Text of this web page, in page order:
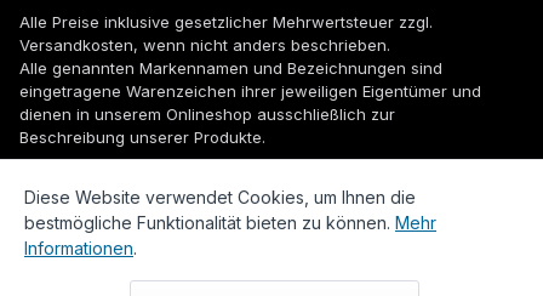
Alle Preise inklusive gesetzlicher Mehrwertsteuer zzgl.
Versandkosten, wenn nicht anders beschrieben.
Alle genannten Markennamen und Bezeichnungen sind
eingetragene Warenzeichen ihrer jeweiligen Eigentümer und
dienen in unserem Onlineshop ausschließlich zur
Beschreibung unserer Produkte.
© 2026 WUH24.de - Weigel und Unger Heizungs- und
Sanitärtechnik GmbH
Diese Website verwendet Cookies, um Ihnen die
bestmögliche Funktionalität bieten zu können. Mehr
Informationen.